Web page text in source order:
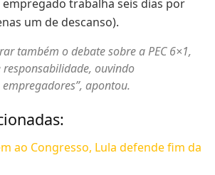
trabalha seis dias por
um de descanso).
também o debate sobre a PEC 6×1,
ouvindo
apontou.
ao Congresso, Lula defende fim da